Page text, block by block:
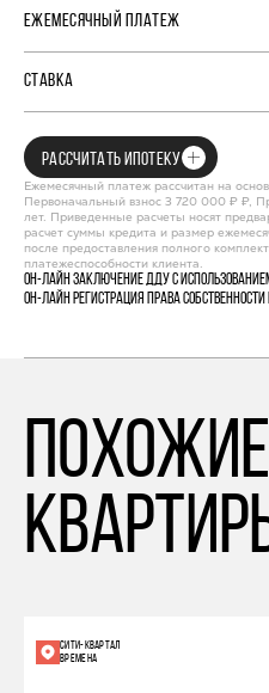
ЕЖЕМЕСЯЧНЫЙ ПЛАТЕЖ
СТАВКА
РАССЧИТАТЬ ИПОТЕКУ
Ежемесячный платеж рассчитан на
Первоначальный взнос 3 720 000 ₽ ₽,
лет. Приведенные расчеты носят
расчет суммы кредита и размер
после предоставления полного
платежеспособности клиента.
Он-лайн заключение ДДУ с
Он-лайн регистрация права
похожие
СИТИ-КВАРТАЛ
ВРЕМЕНА